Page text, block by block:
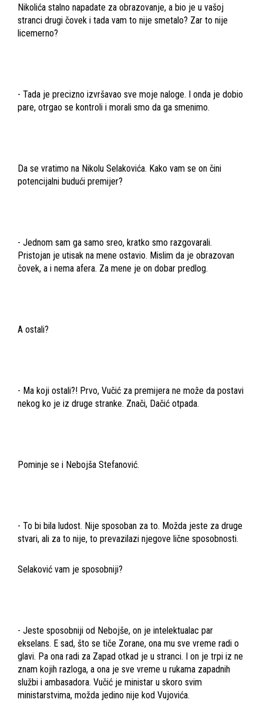
Nikolića stalno napadate za obrazovanje, a bio je u vašoj
stranci drugi čovek i tada vam to nije smetalo? Zar to nije
licemerno?
- Tada je precizno izvršavao sve moje naloge. I onda je dobio
pare, otrgao se kontroli i morali smo da ga smenimo.
Da se vratimo na Nikolu Selakovića. Kako vam se on čini
potencijalni budući premijer?
- Jednom sam ga samo sreo, kratko smo razgovarali.
Pristojan je utisak na mene ostavio. Mislim da je obrazovan
čovek, a i nema afera. Za mene je on dobar predlog.
A ostali?
- Ma koji ostali?! Prvo, Vučić za premijera ne može da postavi
nekog ko je iz druge stranke. Znači, Dačić otpada.
Pominje se i Nebojša Stefanović.
- To bi bila ludost. Nije sposoban za to. Možda jeste za druge
stvari, ali za to nije, to prevazilazi njegove lične sposobnosti.
Selaković vam je sposobniji?
- Jeste sposobniji od Nebojše, on je intelektualac par
ekselans. E sad, što se tiče Zorane, ona mu sve vreme radi o
glavi. Pa ona radi za Zapad otkad je u stranci. I on je trpi iz ne
znam kojih razloga, a ona je sve vreme u rukama zapadnih
službi i ambasadora. Vučić je ministar u skoro svim
ministarstvima, možda jedino nije kod Vujovića.